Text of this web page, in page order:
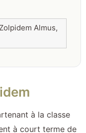
Almus,
à la classe
à court terme de